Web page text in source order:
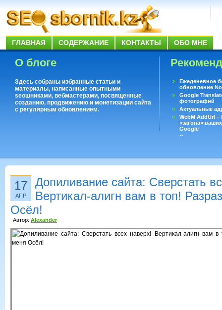
ГЛАВНАЯ СОДЕРЖАНИЕ КОНТАКТЫ ОБО МНЕ
О блоге
Здесь собраны избранные статьи и
материалы, написанные опытными
seoшниками, вебмастерами, посвященные
созданию, продвижению и монетизации сайта
с регулярным обновлением.
Ежеденевное
обновление
Google
фотографий
Актуальные
WebM AddUrl
«загона»
Google
Существует
17
АПР
Допиливание сайта: Сверстать
Вертикал-алигн вам в топ!
Осёл!
Автор: Alexander